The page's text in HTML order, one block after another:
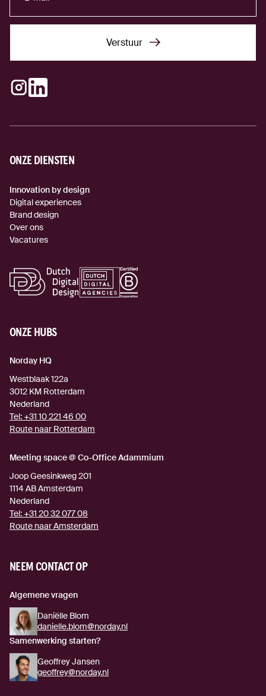
Verstuur
Instagram
LinkedIn
ONZE DIENSTEN
Innovation by design
Digital experiences
Brand design
Over ons
Vacatures
ONZE HUBS
Norday HQ
Westblaak 122a
3012 KM Rotterdam
Nederland
Tel: +31 10 221 46 00
Route naar Rotterdam
Meeting space @ Co-Office Adammium
Joop Geesinkweg 201
1114 ABAmsterdam
Nederland
Tel: +31 20 32 077 08
Route naar Amsterdam
NEEM CONTACT OP
Algemene vragen
Daniëlle Blom
danielle.blom@norday.nl
Samenwerking starten?
Geoffrey Jansen
geoffrey@norday.nl